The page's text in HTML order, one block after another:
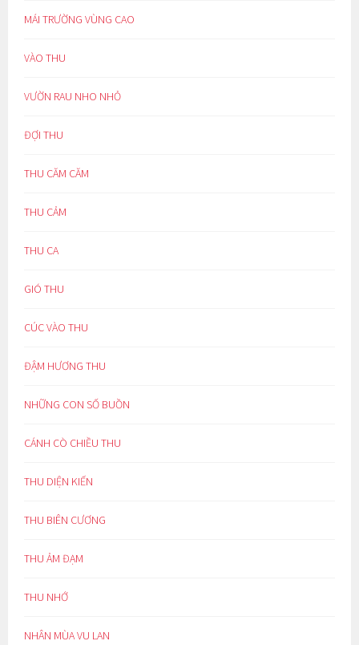
MÁI TRƯỜNG VÙNG CAO
VÀO THU
VƯỜN RAU NHO NHỎ
ĐỢI THU
THU CĂM CĂM
THU CẢM
THU CA
GIÓ THU
CÚC VÀO THU
ĐẬM HƯƠNG THU
NHỮNG CON SỐ BUỒN
CÁNH CÒ CHIỀU THU
THU DIỆN KIẾN
THU BIÊN CƯƠNG
THU ẢM ĐẠM
THU NHỚ
NHÂN MÙA VU LAN